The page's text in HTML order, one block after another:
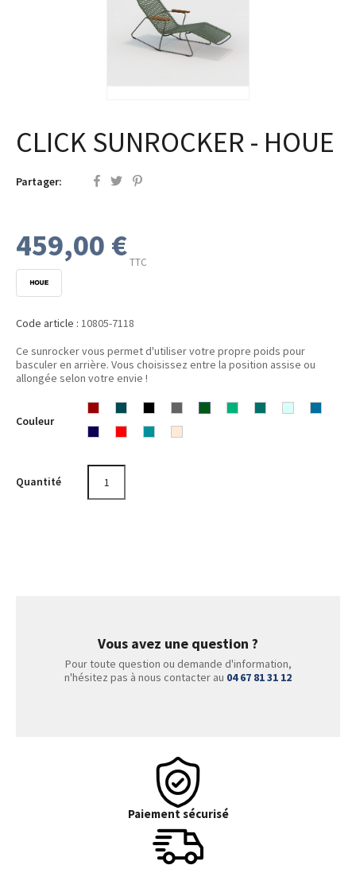
CLICK SUNROCKER - HOUE
Partager:
459,00 €TTC
Code article : 10805-7118
Ce sunrocker vous permet d'utiliser votre propre poids pour
basculer en arrière. Vous choisissez entre la position assise ou
allongée selon votre envie !
Couleur
PaprikaPine
Green
Black
Dark
Grey
Olive
Dusty PetrolDusty Pigeon
Dark
Blue
Multi
1
Multi
Sand
Quantité
Vous avez une question ?
Pour toute question ou demande d'information,
n'hésitez pas à nous contacter au 04 67 81 31 12
Paiement sécurisé